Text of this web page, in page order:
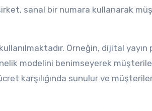
sanal bir numara kullanarak
Örneğin, dijital
modelini benimseyerek
karşılığında sunulur ve